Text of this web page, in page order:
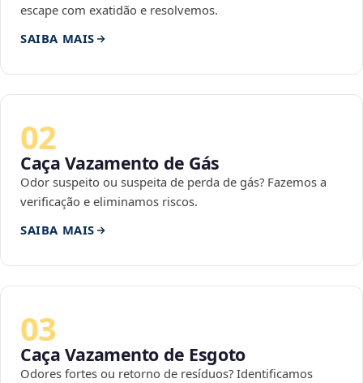
escape com exatidão e resolvemos.
SAIBA MAIS
02
Caça Vazamento de Gás
Odor suspeito ou suspeita de perda de gás? Fazemos a
verificação e eliminamos riscos.
SAIBA MAIS
03
Caça Vazamento de Esgoto
Odores fortes ou retorno de resíduos? Identificamos